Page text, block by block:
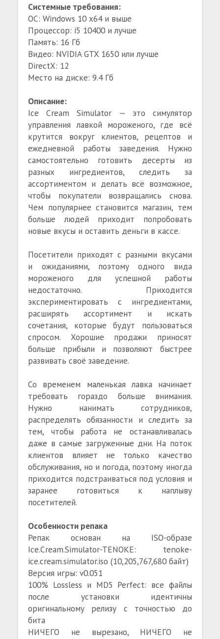
Системные требования:
ОС: Windows 10 x64 и выше
Процессор: i5 10400 и лучше
Память: 16 Гб
Видео: NVIDIA GTX 1650 или лучше
DirectX: 12
Место на диске: 9.4 Гб
Описание:
Ice Cream Simulator — это симулятор
управления лавкой мороженого, где всё
крутится вокруг клиентов, рецептов и
ежедневной работы заведения. Нужно
самостоятельно готовить десерты из
разных ингредиентов, следить за
ассортиментом и делать всё возможное,
чтобы покупатели возвращались снова.
Чем популярнее становится магазин, тем
больше людей приходит попробовать
новые вкусы и оставить деньги в кассе.
Посетители приходят с разными вкусами
и ожиданиями, поэтому одного вида
мороженого для успешной работы
недостаточно. Приходится
экспериментировать с ингредиентами,
расширять ассортимент и искать
сочетания, которые будут пользоваться
спросом. Хорошие продажи приносят
больше прибыли и позволяют быстрее
развивать своё заведение.
Со временем маленькая лавка начинает
требовать гораздо больше внимания.
Нужно нанимать сотрудников,
распределять обязанности и следить за
тем, чтобы работа не останавливалась
даже в самые загруженные дни. На поток
клиентов влияет не только качество
обслуживания, но и погода, поэтому иногда
приходится подстраиваться под условия и
заранее готовиться к наплыву
посетителей.
Особенности репака
Репак основан на ISO-образе
Ice.Cream.Simulator-TENOKE: tenoke-
ice.cream.simulator.iso (10,205,767,680 байт)
Версия игры: v0.051
100% Lossless и MD5 Perfect: все файлы
после установки идентичны
оригинальному релизу с точностью до
бита
НИЧЕГО не вырезано, НИЧЕГО не